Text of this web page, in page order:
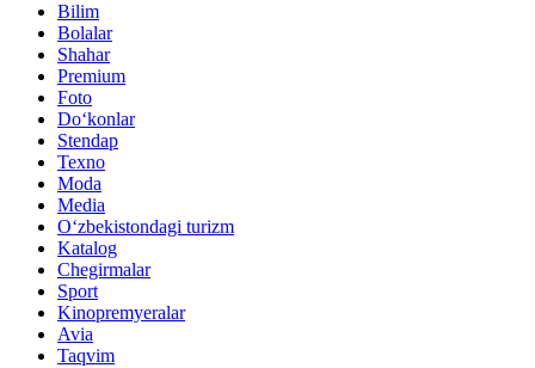
Bilim
Bolalar
Shahar
Premium
Foto
Do‘konlar
Stendap
Texno
Moda
Media
O‘zbekistondagi turizm
Katalog
Chegirmalar
Sport
Kinopremyeralar
Avia
Taqvim